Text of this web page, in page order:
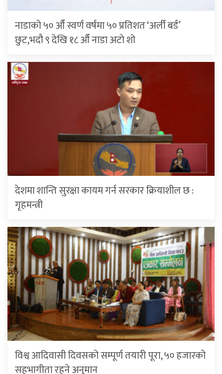
नाडाको ५० औँ स्वर्ण वर्षमा ५० प्रतिशत ‘अर्ली बर्ड’
छुट,भदौ ९ देखि १८ औँ नाडा अटो शो
देशमा शान्ति सुरक्षा कायम गर्न सरकार क्रियाशील छ :
गृहमन्त्री
विश्व आदिवासी दिवसको सम्पूर्ण तयारी पूरा, ५० हजारको
सहभागीता रहने अनुमान